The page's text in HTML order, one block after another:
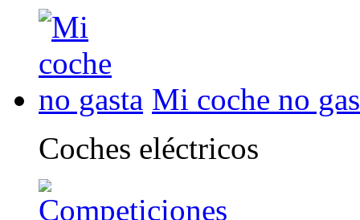
Mi coche no
Coches eléctricos